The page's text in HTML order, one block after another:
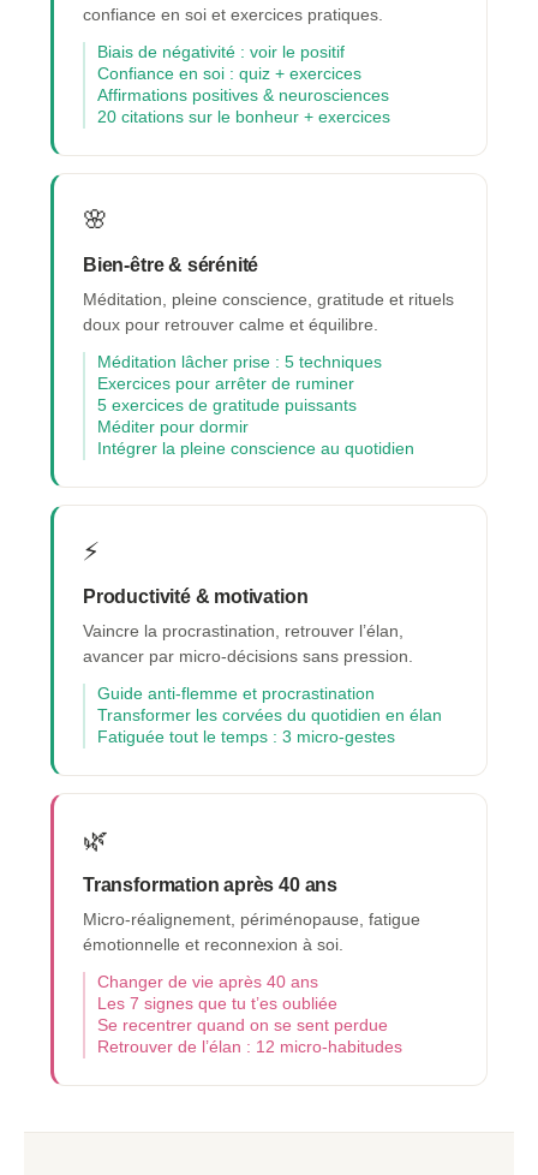
confiance en soi et exercices pratiques.
Biais de négativité : voir le positif
Confiance en soi : quiz + exercices
Affirmations positives & neurosciences
20 citations sur le bonheur + exercices
🌸
Bien-être & sérénité
Méditation, pleine conscience, gratitude et rituels
doux pour retrouver calme et équilibre.
Méditation lâcher prise : 5 techniques
Exercices pour arrêter de ruminer
5 exercices de gratitude puissants
Méditer pour dormir
Intégrer la pleine conscience au quotidien
⚡
Productivité & motivation
Vaincre la procrastination, retrouver l’élan,
avancer par micro-décisions sans pression.
Guide anti-flemme et procrastination
Transformer les corvées du quotidien en élan
Fatiguée tout le temps : 3 micro-gestes
🌿
Transformation après 40 ans
Micro-réalignement, périménopause, fatigue
émotionnelle et reconnexion à soi.
Changer de vie après 40 ans
Les 7 signes que tu t’es oubliée
Se recentrer quand on se sent perdue
Retrouver de l’élan : 12 micro-habitudes